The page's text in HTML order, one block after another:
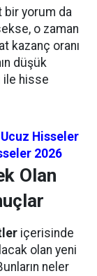
bir yorum da
o zaman
kazanç oranı
düşük
ile hisse
Hisseler
2026
Olan
içerisinde
olan yeni
neler